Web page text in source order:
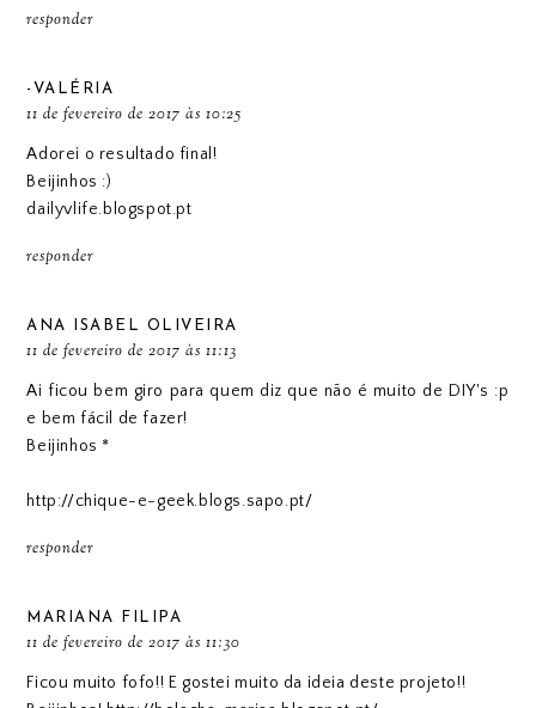
responder
-VALÉRIA
11 de fevereiro de 2017 às 10:25
Adorei o resultado final!
Beijinhos :)
dailyvlife.blogspot.pt
responder
ANA ISABEL OLIVEIRA
11 de fevereiro de 2017 às 11:13
Ai ficou bem giro para quem diz que não é muito de DIY's :p
e bem fácil de fazer!
Beijinhos *
http://chique-e-geek.blogs.sapo.pt/
responder
MARIANA FILIPA
11 de fevereiro de 2017 às 11:30
Ficou muito fofo!! E gostei muito da ideia deste projeto!!